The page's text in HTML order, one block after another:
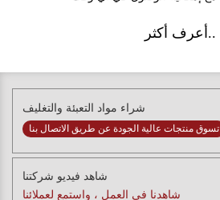
أعرف أكثر..
شراء مواد التعبئة والتغليف
تسوق منتجات عالية الجودة عن طريق الاتصال بنا
شاهد فيديو شركتنا
شاهدنا في العمل ، واستمع لعملائنا